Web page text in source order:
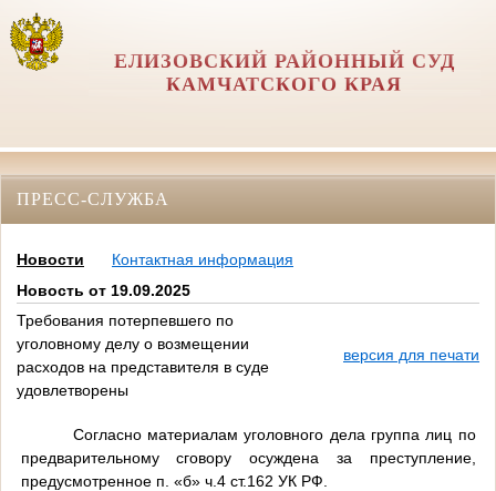
ЕЛИЗОВСКИЙ РАЙОННЫЙ СУД
КАМЧАТСКОГО КРАЯ
ПРЕСС-СЛУЖБА
Новости
Контактная информация
Новость от 19.09.2025
Требования потерпевшего по
уголовному делу о возмещении
расходов на представителя в суде
удовлетворены
версия для печати
Согласно материалам уголовного дела группа лиц по
предварительному сговору осуждена за преступление,
предусмотренное п. «б» ч.4 ст.162 УК РФ.